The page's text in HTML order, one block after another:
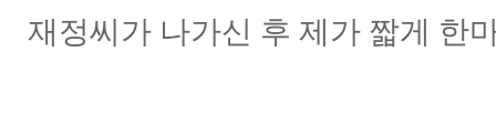
재정씨가 나가신 후 제가 짧게 한